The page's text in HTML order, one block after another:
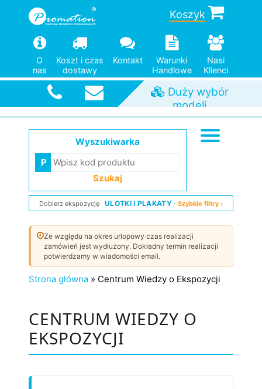
O
nas
Koszt i czas
dostawy
Kontakt
Warunki
Handlowe
Nasi
Klienci
Koszyk
Szybka
wysyłka
Od jednej
sztuki
Duży wybór
modeli
Pomoc w
doborze
Wyszukiwarka
Szukaj
Dobierz ekspozycję ULOTKI I PLAKATY Szybkie filtry ›
Ze względu na okres urlopowy czas realizacji
zamówień jest wydłużony. Dokładny termin realizacji
potwierdzamy w wiadomości email.
Strona główna » Centrum Wiedzy o Ekspozycji
CENTRUM WIEDZY O
EKSPOZYCJI